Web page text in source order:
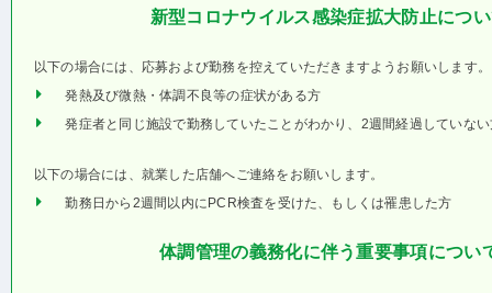
新型コロナウイルス感染症拡大防止につ
以下の場合には、応募および勤務を控えていただきますようお願いします。
発熱及び微熱・体調不良等の症状がある方
発症者と同じ施設で勤務していたことがわかり、2週間経過していな
以下の場合には、就業した店舗へご連絡をお願いします。
勤務日から2週間以内にPCR検査を受けた、もしくは罹患した方
体調管理の義務化に伴う重要事項につい